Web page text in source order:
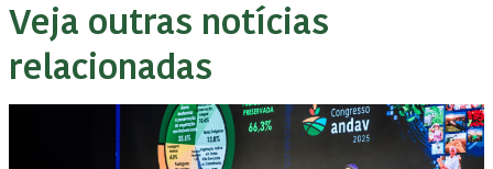
Veja outras notícias
relacionadas